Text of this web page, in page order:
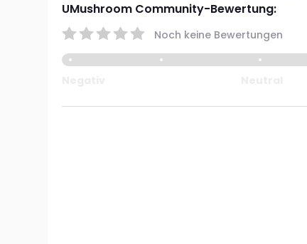
UMushroom Community-Bewertung:
Noch keine Bewertungen